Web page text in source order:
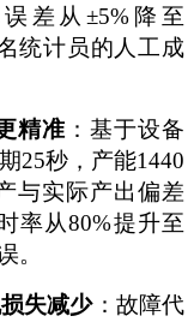
差从±5%降至
统计员的人工成
精准 ：基于设备
25秒，产能1440
与实际产出偏差
率从80%提升至
。
失减少：故障代